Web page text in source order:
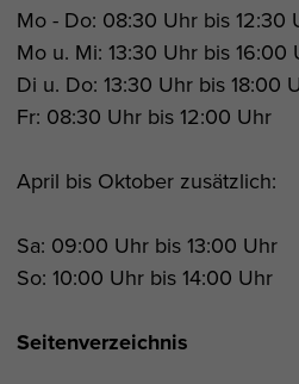
Mo - Do: 08:30 Uhr bis 12:30
Mo u. Mi: 13:30 Uhr bis 16:00
Di u. Do: 13:30 Uhr bis 18:00
Fr: 08:30 Uhr bis 12:00 Uhr
April bis Oktober zusätzlich:
Sa: 09:00 Uhr bis 13:00 Uhr
So: 10:00 Uhr bis 14:00 Uhr
Seitenverzeichnis